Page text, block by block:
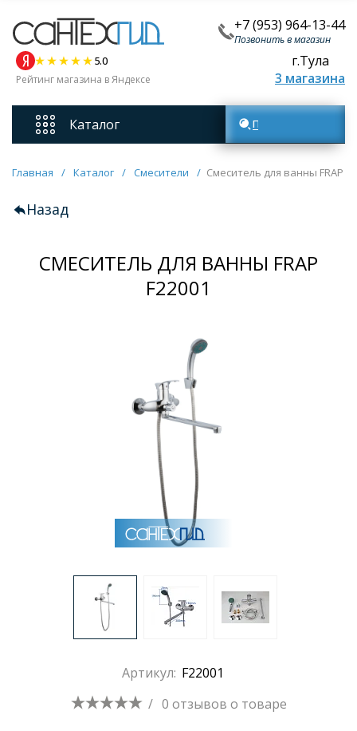
+7 (953) 964-13-44
Позвонить в магазин
5.0
Рейтинг магазина в Яндексе
г.Тула
3 магазина
Каталог
Смесители
Унитазы
Мебель для ванных комнат
Душевые кабины
Полотенцесушители
Аксессуары для ванных комнат
Зеркала
Душевые поддоны
Душевые уголки и ограждения
Поиск товаров
Главная / Каталог / Смесители / Смеситель для ванны FRAP
Назад
СМЕСИТЕЛЬ ДЛЯ ВАННЫ FRAP
F22001
Артикул: F22001
/ 0 отзывов о товаре